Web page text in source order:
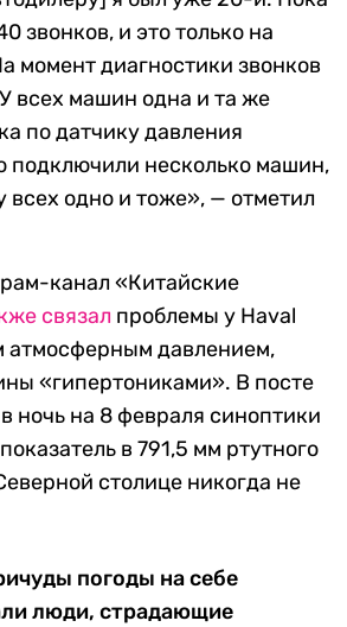
звонков, и это только на
момент диагностики звонков
всех машин одна и та же
по датчику давления
подключили несколько машин,
всех одно и тоже», — отметил
канал «Китайские
связал проблемы у Haval
атмосферным давлением,
«гипертониками». В посте
ночь на 8 февраля синоптики
в 791,5 мм ртутного
столице никогда не
погоды на себе
люди, страдающие